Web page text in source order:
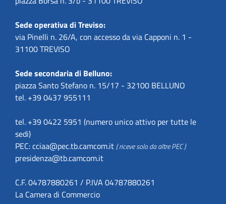
Sede operativa di Treviso:
via Pinelli n. 26/A, con accesso da via Capponi n. 1 -
31100 TREVISO
Sede secondaria di Belluno:
piazza Santo Stefano n. 15/17 - 32100 BELLUNO
tel. +39 0437 955111
tel. +39 0422 5951 (numero unico attivo per tutte le
sedi)
PEC:cciaa@pec.tb.camcom.it ( riceve solo da altre PEC )
presidenza@tb.camcom.it
C.F. 04787880261 / P.IVA 04787880261
La Camera di Commercio